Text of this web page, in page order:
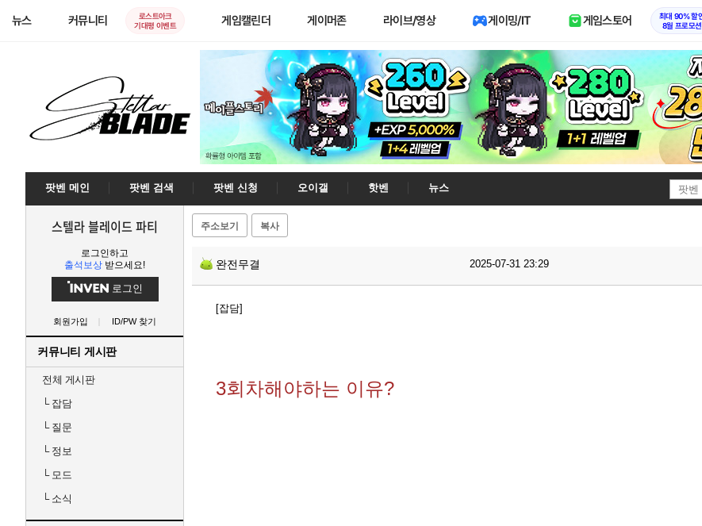
뉴스 커뮤니티
로스트아크
기대평 이벤트
게임캘린더 게이머존 라이브/영상 게이밍/IT 게임스토어
최대 90% 할
8월 프로모션
팟벤 메인 팟벤 검색 팟벤 신청 오이갤 핫벤
뉴스
스텔라 블레이드 파티
로그인하고
출석보상 받으세요!
로그인
회원가입 ID/PW 찾기
커뮤니티 게시판
전체 게시판
└잡담
└질문
└정보
└모드
└소식
주소보기 복사
완전무결 2025-07-31 23:29
[잡담]
3회차해야하는 이유?